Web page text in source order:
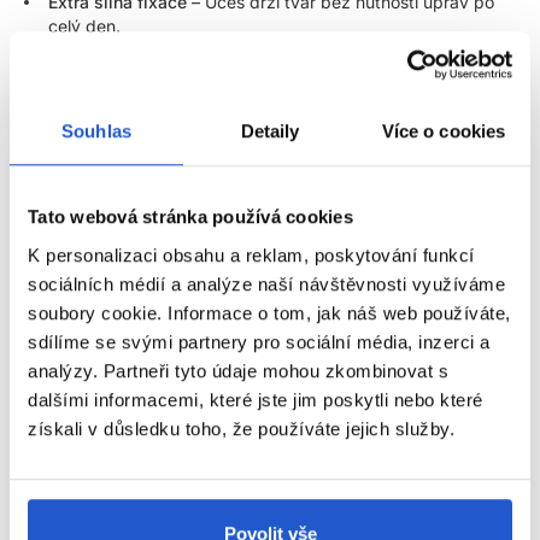
Souhlas Detaily Více o cookies
Tato webová stránka používá cookies
K personalizaci obsahu a reklam, poskytování funkcí
sociálních médií a analýze naší návštěvnosti využíváme
soubory cookie. Informace o tom, jak náš web používáte,
sdílíme se svými partnery pro sociální média, inzerci a
analýzy. Partneři tyto údaje mohou zkombinovat s
dalšími informacemi, které jste jim poskytli nebo které
získali v důsledku toho, že používáte jejich služby.
Povolit vše
celý den.
– Žádné šupinky ani lepení, pouze
lesk bez mastnoty.
– Používán kadeřníky pro vytvoření
dokonalých účesů.
Veganské a ekologické složení – Bez silikonů, vyrobeno v
továrně se 100% obnovitelnou energií.
Jak používat Tecni.Art Fix Max Gel?
Pro celodenní fixaci:Naneste malé množství gelu do dlaní a
rovnoměrně rozetřete do suchých nebo vlhkých vlasů.
Pro definovaný styling:Použijte prsty k modelování
jednotlivých pramenů a vytvoření precizního tvaru.
ZOBRAZIT VÍCE
Parametry